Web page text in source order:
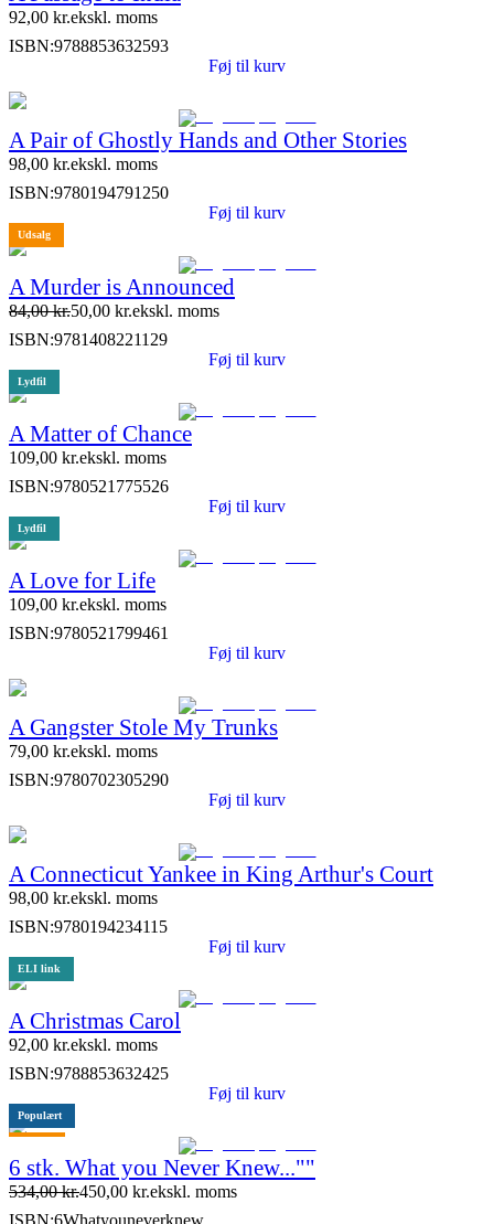
92,00 kr.ekskl. moms
ISBN:9788853632593
Føj til kurv
A Pair of Ghostly Hands and Other Stories
98,00 kr.ekskl. moms
ISBN:9780194791250
Føj til kurv
Udsalg
A Murder is Announced
84,00kr.50,00 kr.ekskl. moms
ISBN:9781408221129
Føj til kurv
Lydfil
A Matter of Chance
109,00 kr.ekskl. moms
ISBN:9780521775526
Føj til kurv
Lydfil
A Love for Life
109,00 kr.ekskl. moms
ISBN:9780521799461
Føj til kurv
A Gangster Stole My Trunks
79,00 kr.ekskl. moms
ISBN:9780702305290
Føj til kurv
A Connecticut Yankee in King Arthur's Court
98,00 kr.ekskl. moms
ISBN:9780194234115
Føj til kurv
ELI link
A Christmas Carol
92,00 kr.ekskl. moms
ISBN:9788853632425
Føj til kurv
Populært
6 stk. What you Never Knew...""
534,00kr.450,00 kr.ekskl. moms
ISBN:6Whatyouneverknew